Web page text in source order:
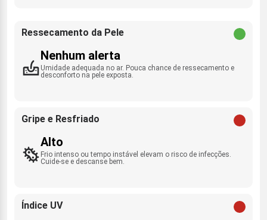
Ressecamento da Pele
Nenhum alerta
Umidade adequada no ar. Pouca chance de ressecamento e
desconforto na pele exposta.
Gripe e Resfriado
Alto
Frio intenso ou tempo instável elevam o risco de infecções.
Cuide-se e descanse bem.
Índice UV